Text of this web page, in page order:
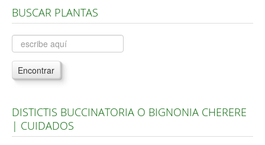
Árboles, Cicas y Palmeras de la G a la Z
Plantas Anuales y Perennes
Plantas Bulbosas y Acuáticas
Plantas de Interior
Plantas Aromáticas y de Huerto
Plantas Carnívoras y Orquídeas
BUSCAR PLANTAS
Encontrar
DISTICTIS BUCCINATORIA O BIGNONIA CHERERE
| CUIDADOS